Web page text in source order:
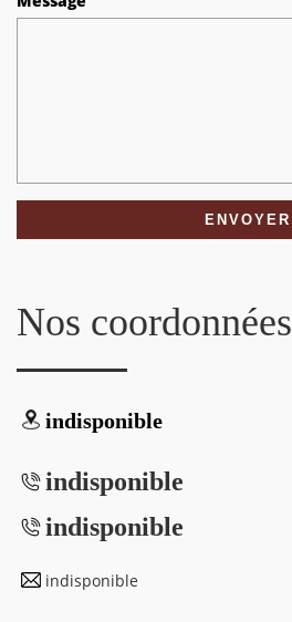
Nos coordonnées
indisponible
indisponible
indisponible
indisponible